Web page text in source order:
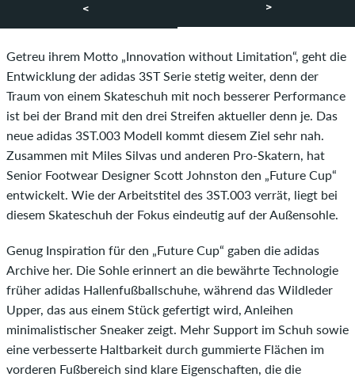
< >
Getreu ihrem Motto „Innovation without Limitation“, geht die
Entwicklung der adidas 3ST Serie stetig weiter, denn der
Traum von einem Skateschuh mit noch besserer Performance
ist bei der Brand mit den drei Streifen aktueller denn je. Das
neue adidas 3ST.003 Modell kommt diesem Ziel sehr nah.
Zusammen mit Miles Silvas und anderen Pro-Skatern, hat
Senior Footwear Designer Scott Johnston den „Future Cup“
entwickelt. Wie der Arbeitstitel des 3ST.003 verrät, liegt bei
diesem Skateschuh der Fokus eindeutig auf der Außensohle.
Genug Inspiration für den „Future Cup“ gaben die adidas
Archive her. Die Sohle erinnert an die bewährte Technologie
früher adidas Hallenfußballschuhe, während das Wildleder
Upper, das aus einem Stück gefertigt wird, Anleihen
minimalistischer Sneaker zeigt. Mehr Support im Schuh sowie
eine verbesserte Haltbarkeit durch gummierte Flächen im
vorderen Fußbereich sind klare Eigenschaften, die die